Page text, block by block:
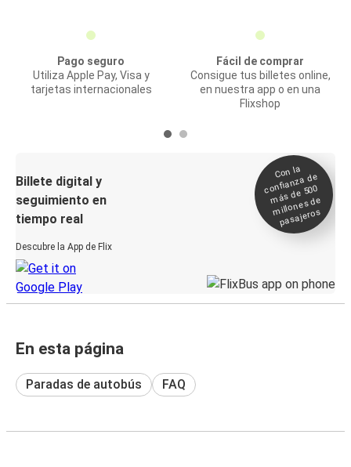
Pago seguro
Utiliza Apple Pay, Visa y
tarjetas internacionales
Fácil de comprar
Consigue tus billetes online,
en nuestra app o en una
Flixshop
Billete digital y
seguimiento en
tiempo real
Descubre la App de Flix
Con la
confianza de
más de 500
millones de
pasajeros
En esta página
Paradas de autobús FAQ